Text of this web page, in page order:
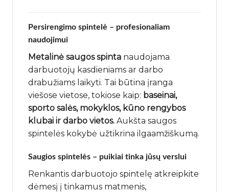
Persirengimo spintelė – profesionaliam
naudojimui
Metalinė saugos spinta naudojama
darbuotojų kasdieniams ar darbo
drabužiams laikyti. Tai būtina įranga
viešose vietose, tokiose kaip: baseinai,
sporto salės, mokyklos, kūno rengybos
klubai ir darbo vietos. Aukšta saugos
spintelės kokybė užtikrina ilgaamžiškumą.
Saugios spintelės – puikiai tinka jūsų verslui
Renkantis darbuotojo spintelę atkreipkite
dėmesį į tinkamus matmenis,